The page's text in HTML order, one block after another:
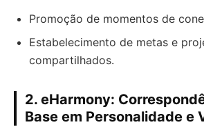
Promoção de momentos de
Estabelecimento de metas e
compartilhados.
2. eHarmony:
Base em Personalidade e